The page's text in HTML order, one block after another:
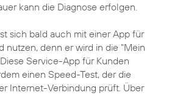
kann die Diagnose erfolgen.
sich bald auch mit einer App für
nutzen, denn er wird in die "Mein
Service-App für Kunden
einen Speed-Test, der die
Internet-Verbindung prüft. Über